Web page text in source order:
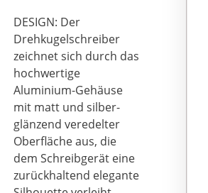
DESIGN: Der
Drehkugelschreiber
zeichnet sich durch das
hochwertige
Aluminium-Gehäuse
mit matt und silber-
glänzend veredelter
Oberfläche aus, die
dem Schreibgerät eine
zurückhaltend elegante